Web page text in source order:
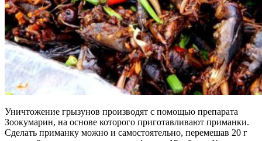
Уничтожение грызунов производят с помощью препарата
Зоокумарин, на основе которого приготавливают приманки.
Сделать приманку можно и самостоятельно, перемешав 20 г